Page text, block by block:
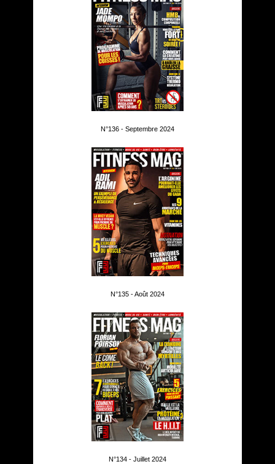
N°136 - Septembre 2024
N°135 - Août 2024
N°134 - Juillet 2024